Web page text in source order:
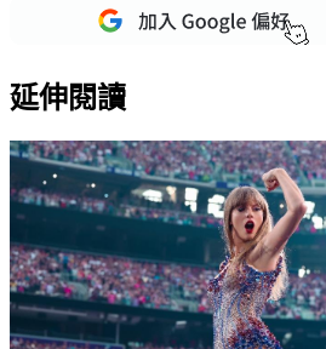
重點新聞一次看